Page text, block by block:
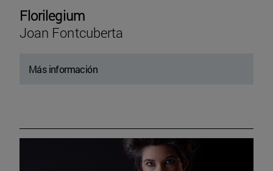
Florilegium
Joan Fontcuberta
Más información